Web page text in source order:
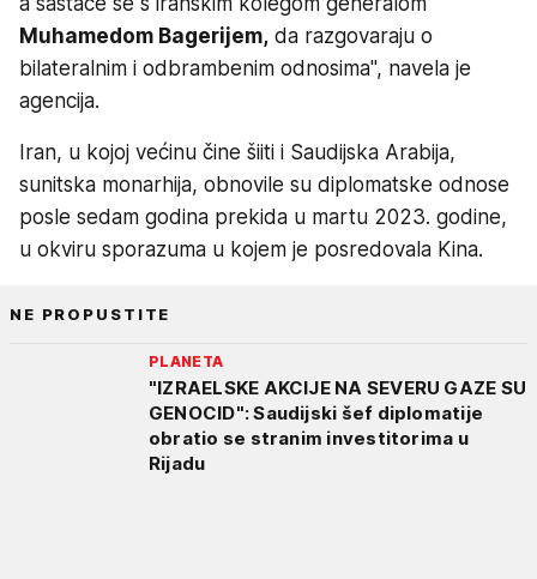
Muhamedom Bagerijem, da razgovaraju o
bilateralnim i odbrambenim odnosima", navela je
agencija.
Iran, u kojoj većinu čine šiiti i Saudijska Arabija,
sunitska monarhija, obnovile su diplomatske odnose
posle sedam godina prekida u martu 2023. godine,
u okviru sporazuma u kojem je posredovala Kina.
NE PROPUSTITE
PLANETA
"IZRAELSKE AKCIJE NA SEVERU GAZE SU
GENOCID": Saudijski šef diplomatije
obratio se stranim investitorima u
Rijadu